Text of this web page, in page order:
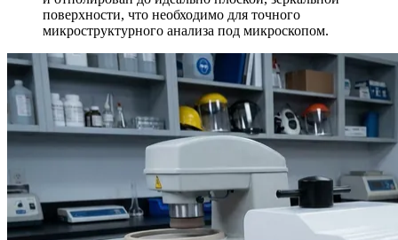
поверхности, что необходимо для точного
микроструктурного анализа под микроскопом.